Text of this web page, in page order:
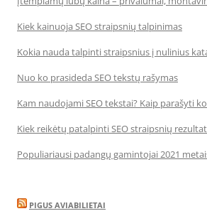
Kiek kainuoja SEO straipsnių talpinimas
Kokia nauda talpinti straipsnius į nulinius
Nuo ko prasideda SEO tekstų rašymas
Kam naudojami SEO tekstai? Kaip parašyti
Kiek reikėtų patalpinti SEO straipsnių
Populiariausi padangų gamintojai 2021
PIGUS AVIABILIETAI